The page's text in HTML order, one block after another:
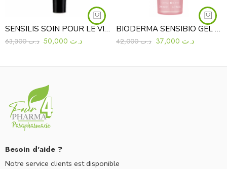
SENSILIS SOIN POUR LE VISAGE ANTI-AGE FLUIDE SPF50+
د.ت63,300 د.ت
BIODERMA SENSIBIO GEL MOUSSANT 200 ML
د.ت42,000 د.ت
Besoin d'aide ?
Notre service clients est disponible